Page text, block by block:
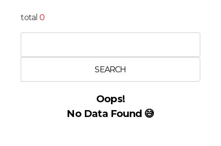
total 0
SEARCH
Oops!
No Data Found 😅